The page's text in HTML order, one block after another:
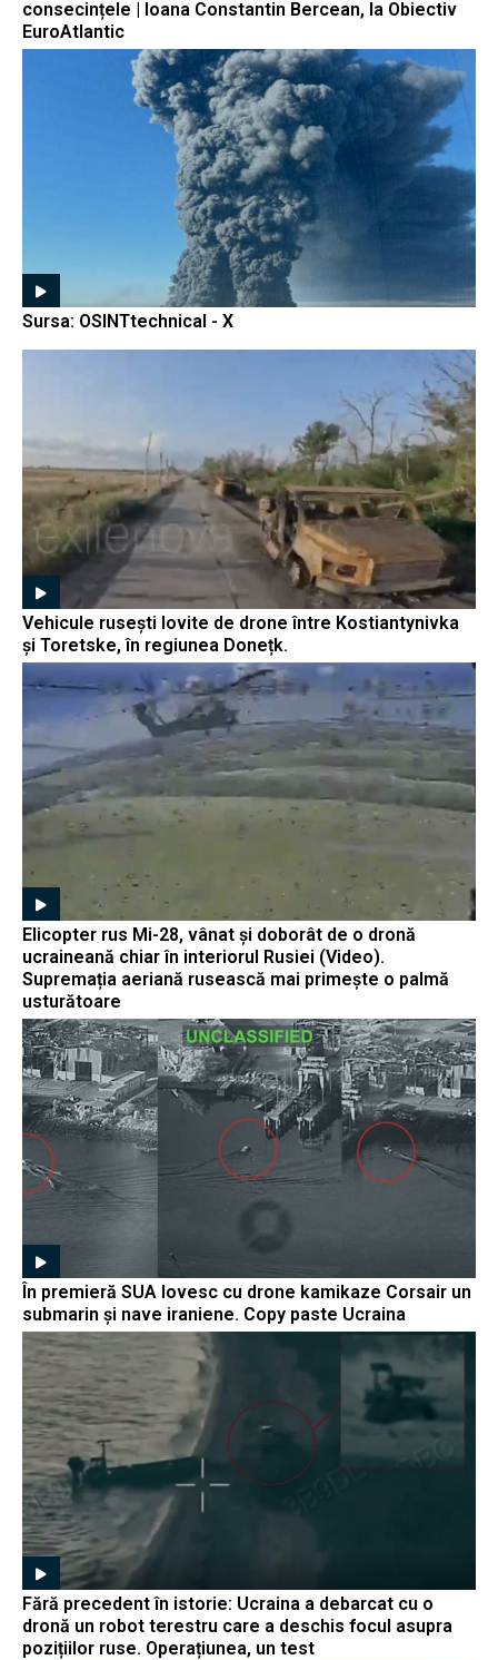
consecințele | Ioana Constantin Bercean, la Obiectiv
EuroAtlantic
Sursa: OSINTtechnical - X
Vehicule rusești lovite de drone între Kostiantynivka
și Toretske, în regiunea Donețk.
Elicopter rus Mi-28, vânat și doborât de o dronă
ucraineană chiar în interiorul Rusiei (Video).
Supremația aeriană rusească mai primește o palmă
usturătoare
În premieră SUA lovesc cu drone kamikaze Corsair un
submarin și nave iraniene. Copy paste Ucraina
Fără precedent în istorie: Ucraina a debarcat cu o
dronă un robot terestru care a deschis focul asupra
pozițiilor ruse. Operațiunea, un test